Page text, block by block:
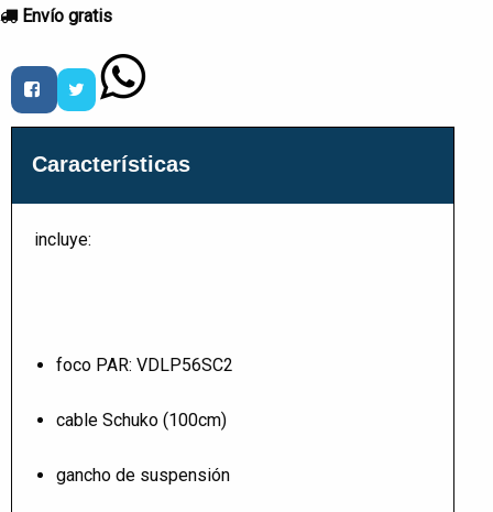
Envío gratis
Características
incluye:
foco PAR: VDLP56SC2
cable Schuko (100cm)
gancho de suspensión